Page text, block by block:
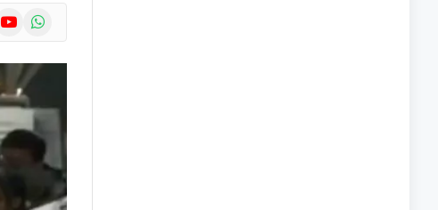
YouTubeWhatsApp